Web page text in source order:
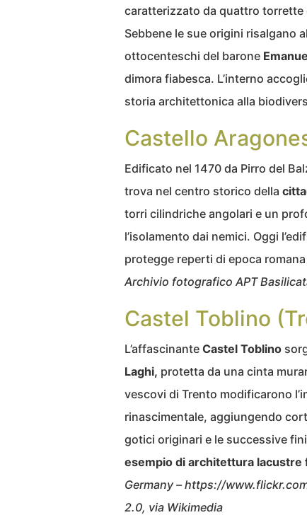
caratterizzato da quattro torrette
Sebbene le sue origini risalgano
ottocenteschi del barone
dimora fiabesca. L’interno
storia architettonica alla
Castello
Edificato nel 1470 da Pirro del
trova nel centro storico della
torri cilindriche angolari e un
l’isolamento dai nemici. Oggi
protegge reperti di epoca
Archivio fotografico APT
Castel Toblino
L’affascinante Castel Toblino
Laghi, protetta da una cinta
vescovi di Trento modificarono
rinascimentale, aggiungendo
gotici originari e le successive
esempio di architettura lacustre
Germany – https://
2.0, via Wikimedia